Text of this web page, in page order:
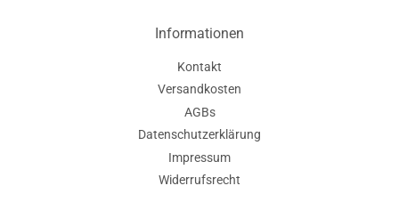
Informationen
Kontakt
Versandkosten
AGBs
Datenschutzerklärung
Impressum
Widerrufsrecht